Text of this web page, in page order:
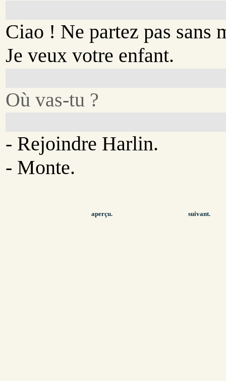
Ciao ! Ne partez pas sans
Je veux votre enfant.
Où vas-tu ?
- Rejoindre Harlin.
- Monte.
aperçu. suivant.